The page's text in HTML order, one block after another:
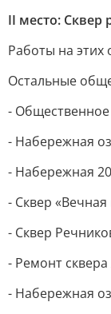
II место: Сквер
Работы на этих
Остальные
- Общественное
- Набережная
- Набережная
- Сквер
- Сквер
- Ремонт
- Набережная